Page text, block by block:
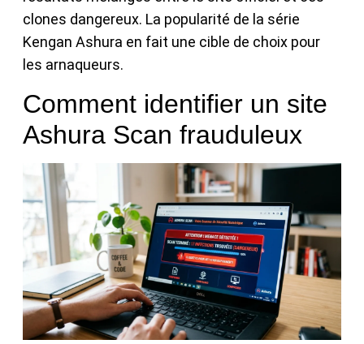
clones dangereux. La popularité de la série
Kengan Ashura en fait une cible de choix pour
les arnaqueurs.
Comment identifier un site
Ashura Scan frauduleux